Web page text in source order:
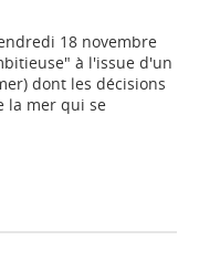
18 novembre
à l'issue d'un
dont les décisions
la mer qui se